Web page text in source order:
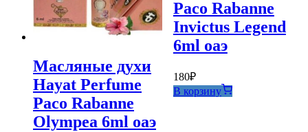
Масляные духи
Hayat Perfume
Paco Rabanne
Olympea 6ml оаэ
Paco Rabanne
Invictus Legend
6ml оаэ
180₽
В корзину